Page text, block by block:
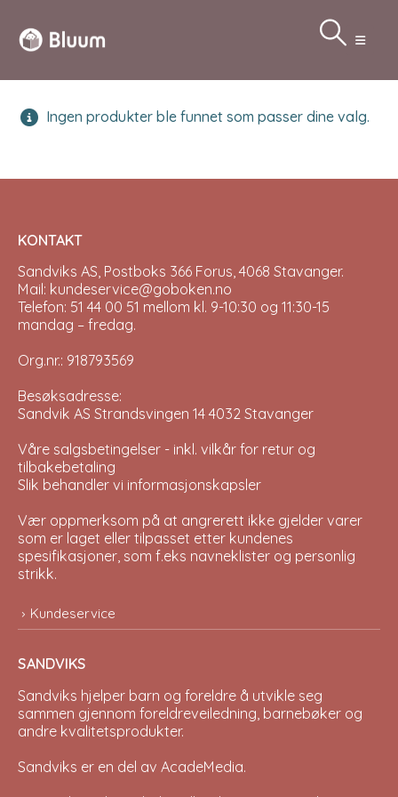
Ingen produkter ble funnet som passer dine valg.
KONTAKT
Sandviks AS, Postboks 366 Forus, 4068 Stavanger.
Mail: kundeservice@goboken.no
Telefon: 51 44 00 51 mellom kl. 9-10:30 og 11:30-15
mandag – fredag.
Org.nr.: 918793569
Besøksadresse:
Sandvik AS Strandsvingen 14 4032 Stavanger
Våre salgsbetingelser - inkl. vilkår for retur og
tilbakebetaling
Slik behandler vi informasjonskapsler
Vær oppmerksom på at angrerett ikke gjelder varer
som er laget eller tilpasset etter kundenes
spesifikasjoner, som f.eks navneklister og personlig
strikk.
Kundeservice
SANDVIKS
Sandviks hjelper barn og foreldre å utvikle seg
sammen gjennom foreldreveiledning, barnebøker og
andre kvalitetsprodukter.
Sandviks er en del av AcadeMedia.